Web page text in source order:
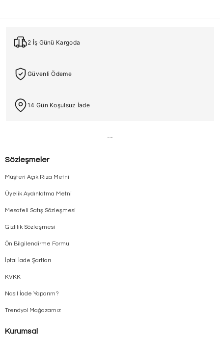
2 İş Günü Kargoda
Güvenli Ödeme
14 Gün Koşulsuz İade
Sözleşmeler
Müşteri Açık Rıza Metni
Üyelik Aydınlatma Metni
Mesafeli Satış Sözleşmesi
Gizlilik Sözleşmesi
Ön Bilgilendirme Formu
İptal İade Şartları
KVKK
Nasıl İade Yaparım?
Trendyol Mağazamız
Kurumsal